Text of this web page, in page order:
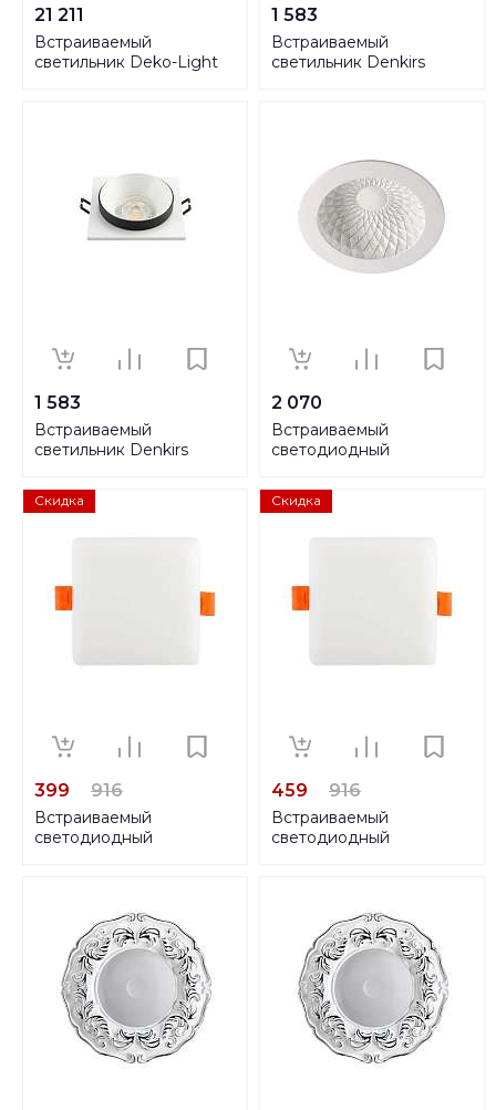
21 211
Встраиваемый
светильник Deko-Light
1 583
Встраиваемый
светильник Denkirs
1 583
Встраиваемый
светильник Denkirs
2 070
Встраиваемый
светодиодный
Spot Gesso 357500
Скидка
399 916
Встраиваемый
светодиодный
Скидка
459 916
Встраиваемый
светодиодный